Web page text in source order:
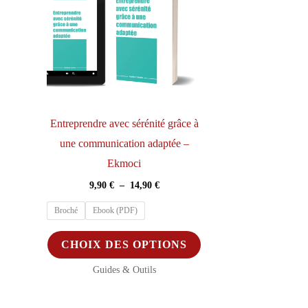
Entreprendre avec sérénité grâce à
une communication adaptée –
Ekmoci
9,90 € – 14,90 €Plage
à
14,90 €
Broché Ebook (PDF)
CHOIX DES OPTIONS
Guides & Outils